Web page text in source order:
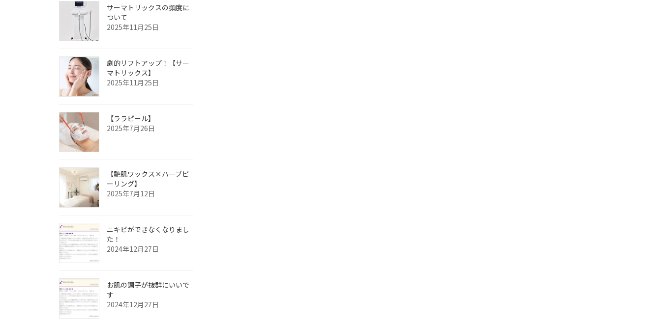
サーマトリックスの頻度に
ついて
2025年11月25日
劇的リフトアップ！【サー
マトリックス】
2025年11月25日
【ララピール】
2025年7月26日
【艶肌ワックス×ハーブピ
ーリング】
2025年7月12日
ニキビができなくなりまし
た！
2024年12月27日
お肌の調子が抜群にいいで
す
2024年12月27日